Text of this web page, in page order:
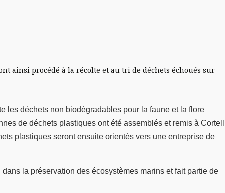
ainsi procédé à la récolte et au tri de déchets échoués sur
les déchets non biodégradables pour la faune et la flore
de déchets plastiques ont été assemblés et remis à Cortell
plastiques seront ensuite orientés vers une entreprise de
la préservation des écosystèmes marins et fait partie de